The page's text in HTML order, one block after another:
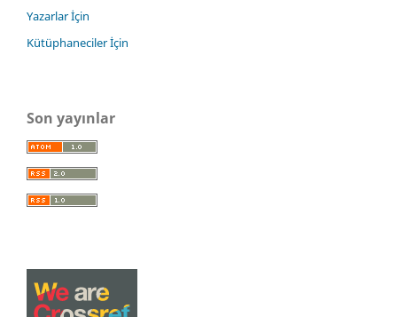
Yazarlar İçin
Kütüphaneciler İçin
Son yayınlar